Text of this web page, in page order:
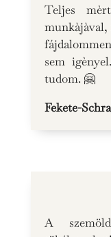
Teljes
sem
tudom. 🤗
Fekete-
A